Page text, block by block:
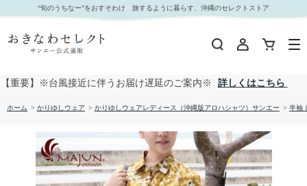
【送料無料】リゾートフォレスト柄かりゆしウェア FEL22023S L｜おきなわセレクト サンエー
公式通販
“旬のうちなー”をおすそわけ 旅するように暮らす、沖縄のセレクトストア
【重要】※台風接近に伴うお届け遅延のご案内※ 詳しくはこちら
ホーム > かりゆしウェア > かりゆしウェアレディース（沖縄版アロハシャツ）サンエー > 半袖